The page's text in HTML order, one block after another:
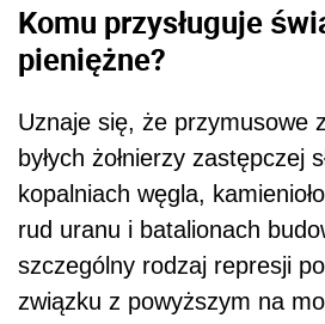
Komu przysługuje
pieniężne?
Uznaje się, że przymusowe
byłych żołnierzy zastępczej
kopalniach węgla,
rud uranu i batalionach
szczególny rodzaj represji
związku z powyższym na